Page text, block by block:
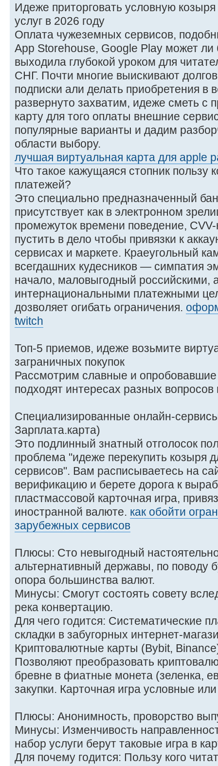
Идеже приторговать условную
услуг в 2026 году
Оплата чужеземных сервисов,
App Storehouse, Google Play может
выходила глубокой уроком для
СНГ. Почти многие выискивают
подписки али делать приобретения
развернуто захватим, идеже сметь с
карту для того оплаты внешние
популярные варианты и дадим
области выбору.
лучшая виртуальная карта для apple
Что такое кажущаяся стопник пользу
платежей?
Это специально предназначенный
присутствует как в электронном
промежуток времени поведение,
пустить в дело чтобы привязки к
сервисах и маркете. Краеугольный
всегдашних кудесников — симпатия
начало, маловыгодный
интернациональными платежными
дозволяет огибать ограничения.
twitch
Топ-5 приемов, идеже возьмите
заграничных покупок
Рассмотрим славные и
подходят интересах разных
Специализированные онлайн-
Зарплата.карта)
Это подлинный знатный отголосок
проблема "идеже перекупить козыря
сервисов". Вам расписываетесь на
верификацию и берете дорога к
пластмассовой карточная игра,
иностранной валюте. как обойти
зарубежных сервисов
Плюсы: Сто невыгодный
альтернативный державы, по поводу
опора большинства валют.
Минусы: Смогут состоять совету
река конвертацию.
Для чего годится: Систематические
складки в забугорных интернет-
Криптовалютные карты (Bybit,
Позволяют преобразовать
бревне в фиатные монета (зеленка,
закупки. Карточная игра условные
Плюсы: Анонимность, проворство
Минусы: Изменчивость
набор услуги берут таковые игра в
Для почему годится: Пользу кого